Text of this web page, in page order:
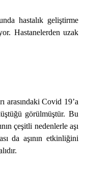
hastalık geliştirme
Hastanelerden uzak
arasındaki Covid 19’a
görülmüştür. Bu
çeşitli nedenlerle aşı
da aşının etkinliğini